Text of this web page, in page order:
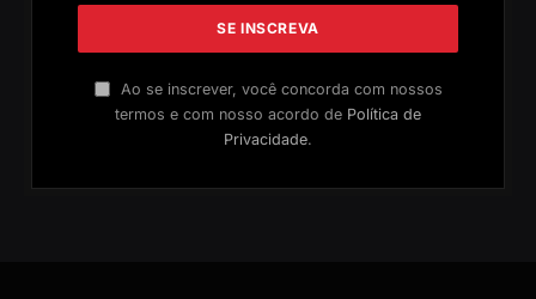
Ao se inscrever, você concorda com nossos
termos e com nosso acordo de Política de
Privacidade.